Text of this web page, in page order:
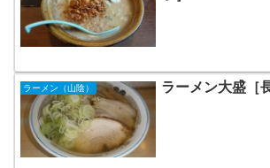
ラーメン（山陰） ラーメン大盛［